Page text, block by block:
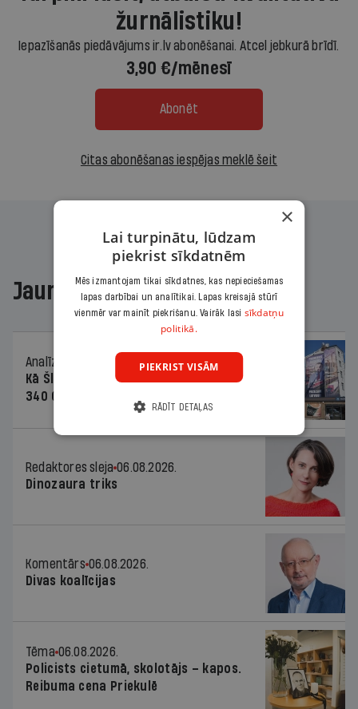
žurnālistiku!
Iepazīšanās piedāvājums ir.lv abonēšanai. Atcel jebkurā brīdī.
3,90 €/mēnesī
Abonēt
Citas abonēšanas iespējas meklē šeit
Jaunākajā žurnālā
Analīze
06.08.2026.
Kā Šlesera partija palika nesodīta par
340 000 vērtu reklāmas kampaņu
Redaktores sleja 06.08.2026.
Dinozaura triks
Komentārs 06.08.2026.
Divas koalīcijas
Tēma 06.08.2026.
Policists cietumā, skolotājs – kapos.
Reibuma cena Priekulē
×
Lai turpinātu, lūdzam
piekrist sīkdatnēm
Mēs izmantojam tikai sīkdatnes, kas nepieciešamas
lapas darbībai un analītikai. Lapas kreisajā stūrī
vienmēr var mainīt piekrišanu. Vairāk lasi sīkdatņu
politikā.
PIEKRIST VISĀM
RĀDĪT DETAĻAS